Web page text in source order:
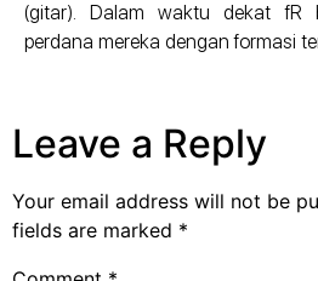
(gitar). Dalam waktu dekat fR
perdana mereka dengan formasi
Leave a Reply
Your email address will not be
fields are marked *